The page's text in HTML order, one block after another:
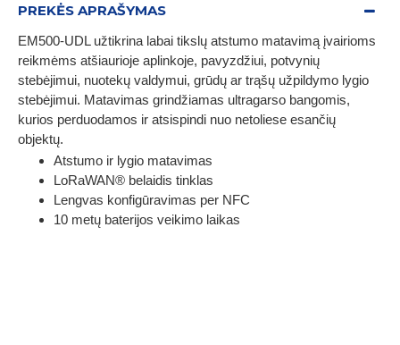
PREKĖS APRAŠYMAS
EM500-UDL užtikrina labai tikslų atstumo matavimą įvairioms
reikmėms atšiaurioje aplinkoje, pavyzdžiui, potvynių
stebėjimui, nuotekų valdymui, grūdų ar trąšų užpildymo lygio
stebėjimui. Matavimas grindžiamas ultragarso bangomis,
kurios perduodamos ir atsispindi nuo netoliese esančių
objektų.
Atstumo ir lygio matavimas
LoRaWAN® belaidis tinklas
Lengvas konfigūravimas per NFC
10 metų baterijos veikimo laikas